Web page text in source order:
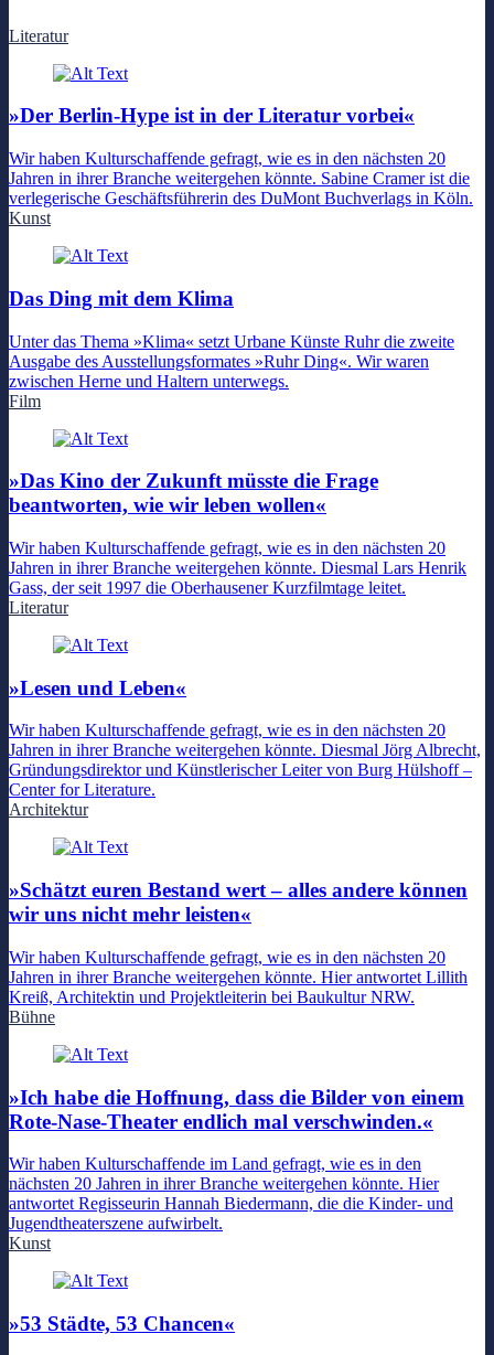
Literatur
»Der Berlin-Hype ist in der Literatur vorbei«
Wir haben Kulturschaffende gefragt, wie es in den nächsten 20
Jahren in ihrer Branche weitergehen könnte. Sabine Cramer ist die
verlegerische Geschäftsführerin des DuMont Buchverlags in Köln.
Kunst
Das Ding mit dem Klima
Unter das Thema »Klima« setzt Urbane Künste Ruhr die zweite
Ausgabe des Ausstellungsformates »Ruhr Ding«. Wir waren
zwischen Herne und Haltern unterwegs.
Film
»Das Kino der Zukunft müsste die Frage
beantworten, wie wir leben wollen«
Wir haben Kulturschaffende gefragt, wie es in den nächsten 20
Jahren in ihrer Branche weitergehen könnte. Diesmal Lars Henrik
Gass, der seit 1997 die Oberhausener Kurzfilmtage leitet.
Literatur
»Lesen und Leben«
Wir haben Kulturschaffende gefragt, wie es in den nächsten 20
Jahren in ihrer Branche weitergehen könnte. Diesmal Jörg Albrecht,
Gründungsdirektor und Künstlerischer Leiter von Burg Hülshoff –
Center for Literature.
Architektur
»Schätzt euren Bestand wert – alles andere können
wir uns nicht mehr leisten«
Wir haben Kulturschaffende gefragt, wie es in den nächsten 20
Jahren in ihrer Branche weitergehen könnte. Hier antwortet Lillith
Kreiß, Architektin und Projektleiterin bei Baukultur NRW.
Bühne
»Ich habe die Hoffnung, dass die Bilder von einem
Rote-Nase-Theater endlich mal verschwinden.«
Wir haben Kulturschaffende im Land gefragt, wie es in den
nächsten 20 Jahren in ihrer Branche weitergehen könnte. Hier
antwortet Regisseurin Hannah Biedermann, die die Kinder- und
Jugendtheaterszene aufwirbelt.
Kunst
»53 Städte, 53 Chancen«